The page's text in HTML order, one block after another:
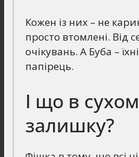
Кожен із них – не
просто втомлені. Від
очікувань. А Буба –
папірець.
І що в
залишку?